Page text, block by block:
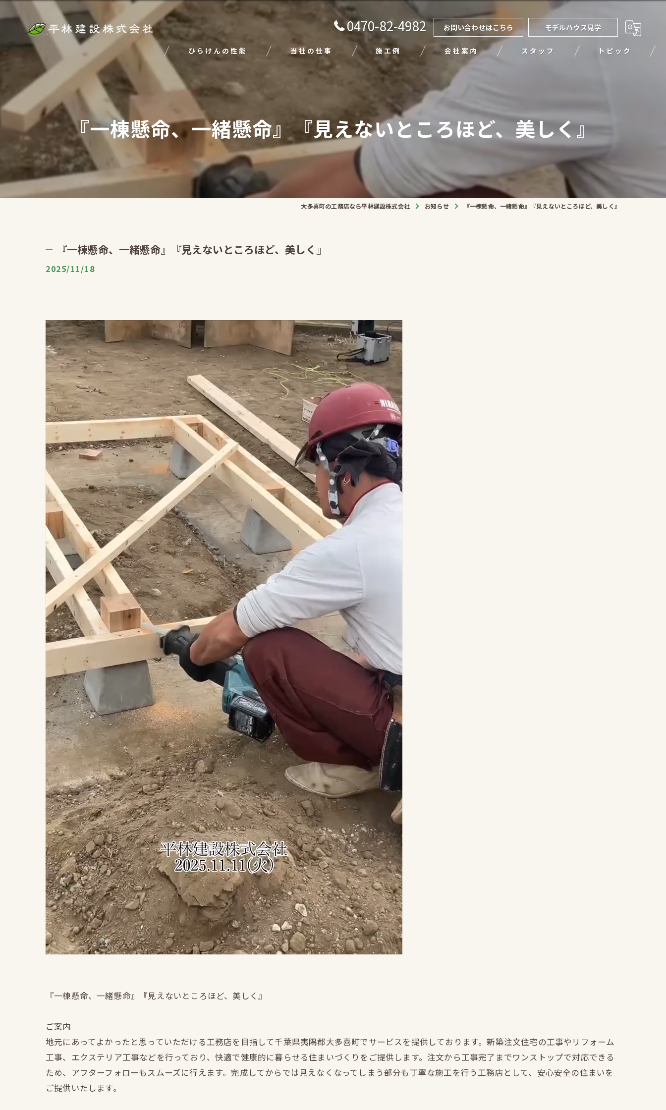
0470-82-4982 お問い合わせはこちら モデルハウス見学
ひらけんの性能 当社の仕事
注文住宅
エクステリア
外壁塗装
施工例 会社案内 スタッフ トピック
『一棟懸命、一緒懸命』『見えないところほど、美しく』
大多喜町の工務店なら平林建設株式会社 お知らせ 『一棟懸命、一緒懸命』『見えないところほど、美しく』
『一棟懸命、一緒懸命』『見えないところほど、美しく』
2025/11/18
『一棟懸命、一緒懸命』『見えないところほど、美しく』
ご案内
地元にあってよかったと思っていただける工務店を目指して千葉県夷隅郡大多喜町でサービスを提供しております。新築注文住宅の工事やリフォーム
工事、エクステリア工事などを行っており、快適で健康的に暮らせる住まいづくりをご提供します。注文から工事完了までワンストップで対応できる
ため、アフターフォローもスムーズに行えます。完成してからでは見えなくなってしまう部分も丁寧な施工を行う工務店として、安心安全の住まいを
ご提供いたします。